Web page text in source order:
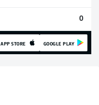
0
APP STORE GOOGLE PLAY